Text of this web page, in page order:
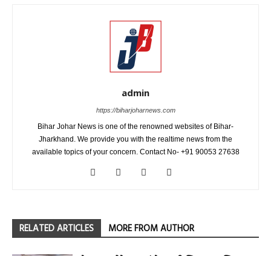
admin
https://biharjoharnews.com
Bihar Johar News is one of the renowned websites of Bihar-
Jharkhand. We provide you with the realtime news from the
available topics of your concern. Contact No- +91 90053 27638
RELATED ARTICLES MORE FROM AUTHOR